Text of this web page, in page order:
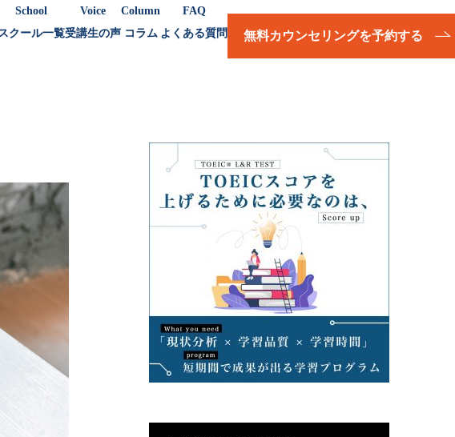
School
クール一覧
Voice
受講生の声
Column
コラム
FAQ
よくある質問
無料カウンセリングを予約する